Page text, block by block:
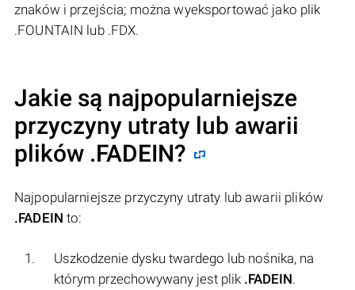
znaków i przejścia; można wyeksportować jako plik
.FOUNTAIN lub .FDX.
Jakie są najpopularniejsze
przyczyny utraty lub awarii
plików .FADEIN?
Najpopularniejsze przyczyny utraty lub awarii plików
.FADEIN to:
Uszkodzenie dysku twardego lub nośnika, na
którym przechowywany jest plik .FADEIN.